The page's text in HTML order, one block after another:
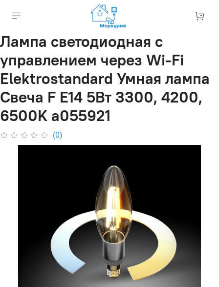
Лампа светодиодная с
управлением через Wi-Fi
Elektrostandard Умная лампа
Свеча F E14 5Вт 3300, 4200,
6500K a055921
(0)